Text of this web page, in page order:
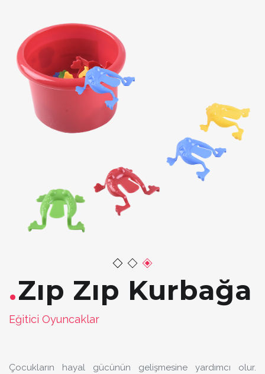
Zıp Zıp Kurbağa
Eğitici Oyuncaklar
Çocukların hayal gücünün gelişmesine yardımcı olur.